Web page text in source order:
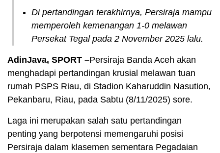
Di pertandingan terakhirnya, Persiraja mampu
memperoleh kemenangan 1-0 melawan
Persekat Tegal pada 2 November 2025 lalu.
AdinJava, SPORT –Persiraja Banda Aceh akan
menghadapi pertandingan krusial melawan tuan
rumah PSPS Riau, di Stadion Kaharuddin Nasution,
Pekanbaru, Riau, pada Sabtu (8/11/2025) sore.
Laga ini merupakan salah satu pertandingan
penting yang berpotensi memengaruhi posisi
Persiraja dalam klasemen sementara Pegadaian